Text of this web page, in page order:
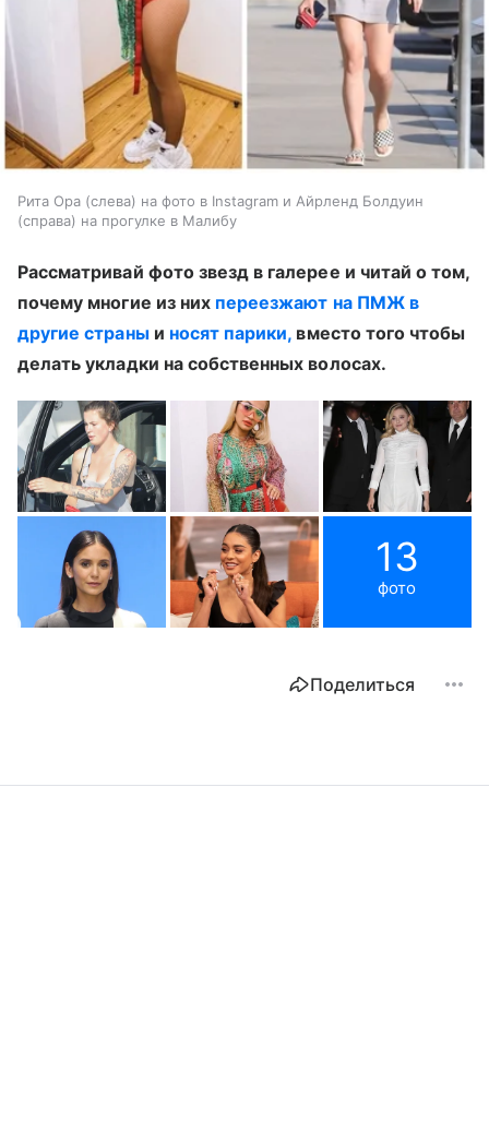
Рита Ора (слева) на фото в Instagram и Айрленд Болдуин
(справа) на прогулке в Малибу
Рассматривай фото звезд в галерее и читай о том,
почему многие из них переезжают на ПМЖ в
другие страныи носят парики, вместо того чтобы
делать укладки на собственных волосах.
13
фото
Поделиться